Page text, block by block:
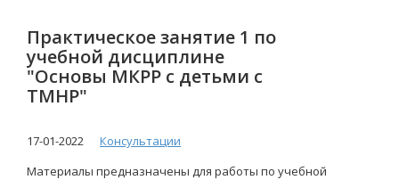
Практическое занятие 1 по
учебной дисциплине
"Основы МКРР с детьми с
ТМНР"
17-01-2022
Консультации
Материалы предназначены для работы по учебной